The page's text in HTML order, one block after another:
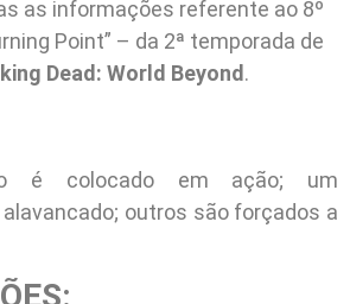
as informações referente ao 8º
Point” – da 2ª temporada de
Dead: World Beyond.
é colocado em ação; um
outros são forçados a